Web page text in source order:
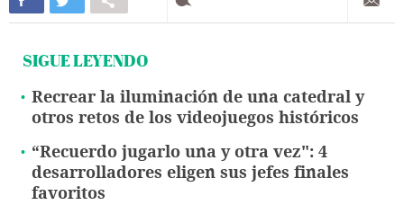
SIGUE LEYENDO
Recrear la iluminación de una catedral y
otros retos de los videojuegos históricos
“Recuerdo jugarlo una y otra vez": 4
desarrolladores eligen sus jefes finales
favoritos